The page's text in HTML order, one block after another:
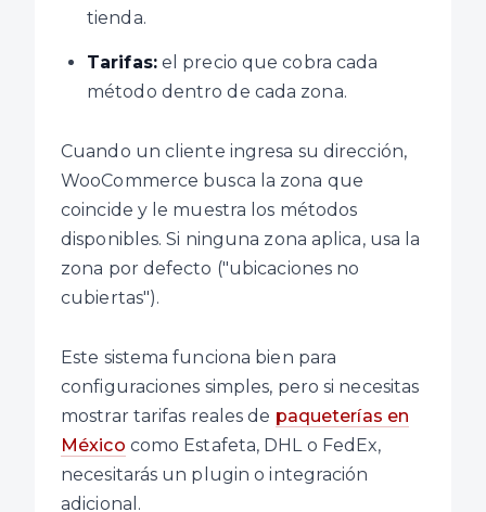
tienda.
Tarifas:el precio que cobra cada
método dentro de cada zona.
Cuando un cliente ingresa su dirección,
WooCommerce busca la zona que
coincide y le muestra los métodos
disponibles. Si ninguna zona aplica, usa la
zona por defecto ("ubicaciones no
cubiertas").
Este sistema funciona bien para
configuraciones simples, pero si necesitas
mostrar tarifas reales de paqueterías en
México como Estafeta, DHL o FedEx,
necesitarás un plugin o integración
adicional.